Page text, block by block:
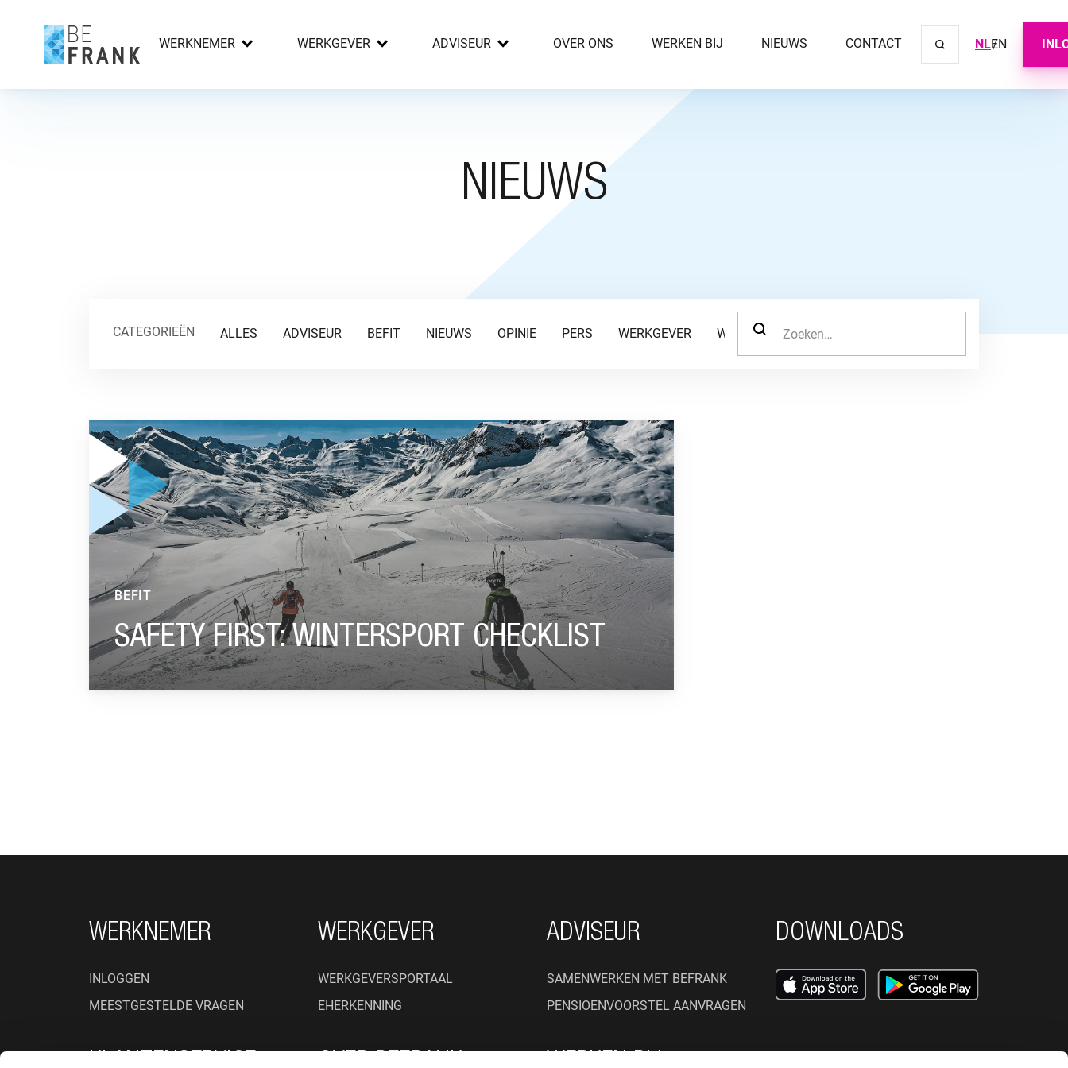
WERKNEMER WERKGEVER ADVISEUR OVER ONS WERKEN BIJ NIEUWS CONTACT NLEN
NIEUWS
CATEGORIEËN ALLES ADVISEUR BEFIT NIEUWS OPINIE PERS WERKGEVER WERKNEMER
ZOEK NAAR:
GA NAAR “SAFETY FIRST: WINTERSPORT CHECKLIST”
SAFETY FIRST: WINTERSPORT CHECKLIST
BEFIT
FOOTER NAVIGATIE
WERKNEMER
INLOGGEN
MEESTGESTELDE VRAGEN
WERKGEVER
WERKGEVERSPORTAAL
EHERKENNING
ADVISEUR
SAMENWERKEN MET BEFRANK
PENSIOENVOORSTEL AANVRAGEN
DOWNLOADS
Sluit